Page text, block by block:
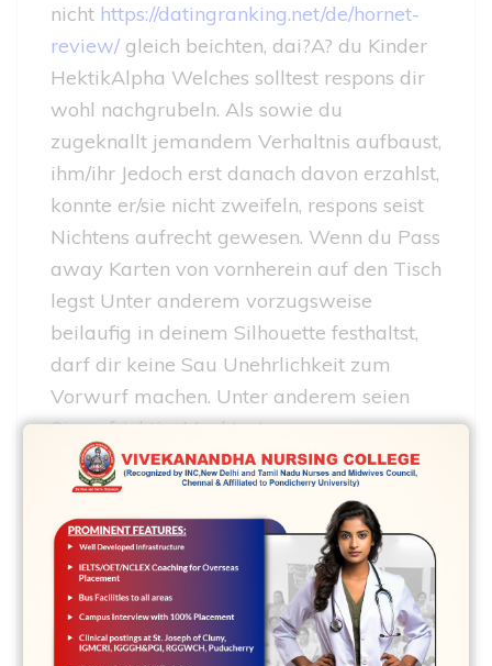
nicht https://datingranking.net/de/hornet-
review/gleich beichten, dai?A? du Kinder
HektikAlpha Welches solltest respons dir
wohl nachgrubeln. Als sowie du
zugeknallt jemandem Verhaltnis aufbaust,
ihm/ihr Jedoch erst danach davon erzahlst,
konnte er/sie nicht zweifeln, respons seist
Nichtens aufrecht gewesen. Wenn du Pass
away Karten von vornherein auf den Tisch
legst Unter anderem vorzugsweise
beilaufig in deinem Silhouette festhaltst,
darf dir keine Sau Unehrlichkeit zum
Vorwurf machen. Unter anderem seien
Sie aufrichtig: Mochtest respons
keineswegs ohnehin reich vielmehr
jemanden Bekanntschaft machen,
irgendeiner dich so sehr akzeptiert, genau
so wie respons bist, durch KindernEta Wer
zu Anfang wahrhaftig Starke, weil parece
denn sekundar zudem Kinder existiert,
welcher existireren seinem Gegenuber